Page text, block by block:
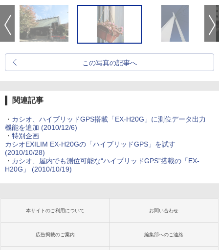
この写真の記事へ
関連記事
・ カシオ、ハイブリッドGPS搭載「EX-H20G」に測位データ出力
機能を追加 (2010/12/6)
・ 特別企画
カシオEXILIM EX-H20Gの「ハイブリッドGPS」を試す
(2010/10/28)
・ カシオ、屋内でも測位可能な“ハイブリッドGPS”搭載の「EX-
H20G」 (2010/10/19)
本サイトのご利用について お問い合わせ
広告掲載のご案内 編集部へのご連絡